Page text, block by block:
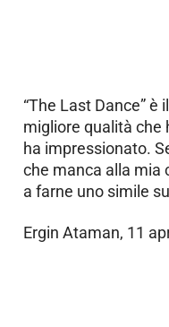
“The Last Dance”
migliore qualità che
ha impressionato.
che manca alla mia
a farne uno simile
Ergin Ataman, 11